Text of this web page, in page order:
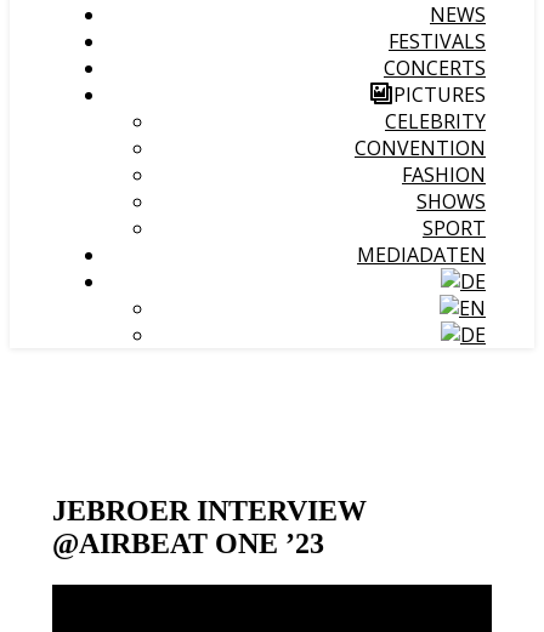
NEWS
FESTIVALS
CONCERTS
PICTURES
CELEBRITY
CONVENTION
FASHION
SHOWS
SPORT
MEDIADATEN
JEBROER INTERVIEW
@AIRBEAT ONE ’23